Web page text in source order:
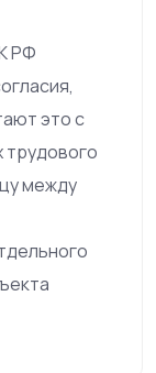
РФ
это с
трудового
между